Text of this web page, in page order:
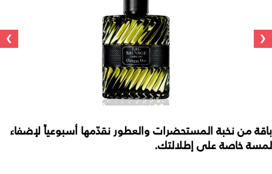
‹
›
باقة من نخبة المستحضرات والعطور نقدّمها أسبوعياً لإضفاء
لمسة خاصة على إطلالتك.